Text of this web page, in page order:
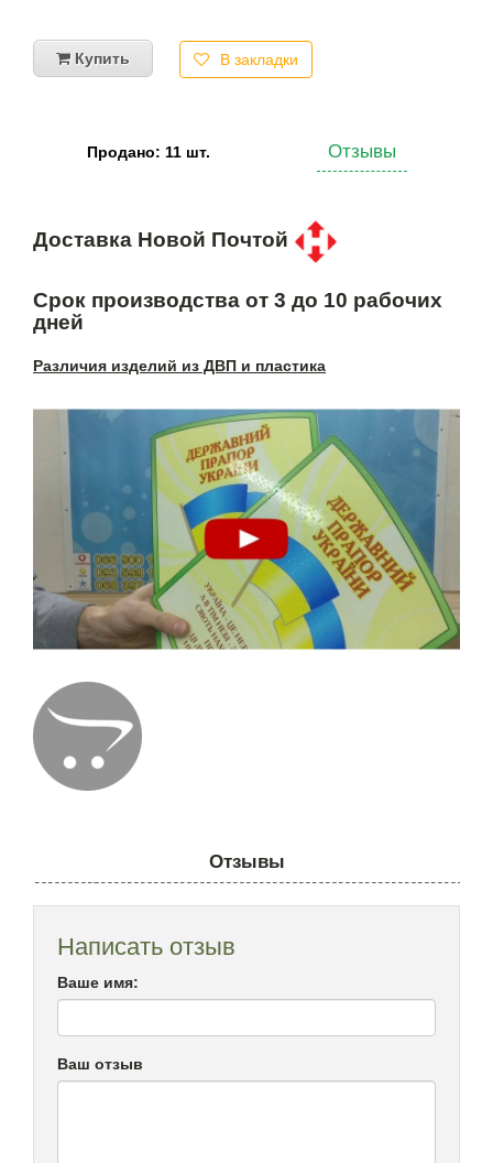
Купить В закладки
Продано: 11 шт. Отзывы
Доставка Новой Почтой
Срок производства от 3 до 10 рабочих
дней
Различия изделий из ДВП и пластика
Отзывы
Написать отзыв
Ваше имя:
Ваш отзыв